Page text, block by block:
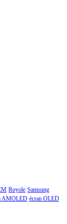
Royole Samsung
AMOLED écran OLED